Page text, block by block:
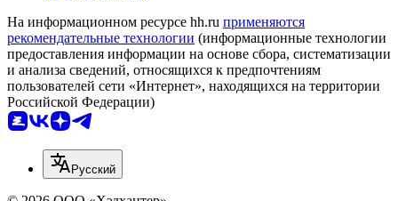
На информационном ресурсе hh.ru применяются
рекомендательные технологии (информационные технологии
предоставления информации на основе сбора, систематизации
и анализа сведений, относящихся к предпочтениям
пользователей сети «Интернет», находящихся на территории
Российской Федерации)
Русский